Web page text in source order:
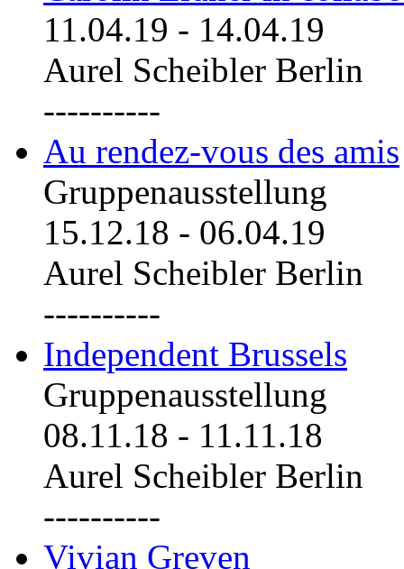
11.04.19 - 14.04.19
Aurel Scheibler Berlin
----------
Au rendez-vous des amis
Gruppenausstellung
15.12.18 - 06.04.19
Aurel Scheibler Berlin
----------
Independent Brussels
Gruppenausstellung
08.11.18 - 11.11.18
Aurel Scheibler Berlin
----------
Vivian Greven